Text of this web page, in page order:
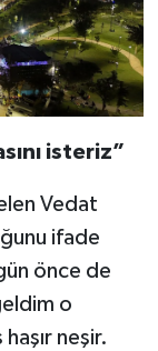
isteriz”
Vedat
ifade
önce de
o
neşir.